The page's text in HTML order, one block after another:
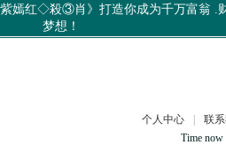
嫣红◇殺③肖》打造你成为千万富翁 .
梦想！
个人中心 |
联
Time now